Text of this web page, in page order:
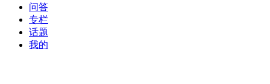
问答
专栏
话题
我的